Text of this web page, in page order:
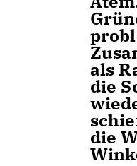
als
die
die